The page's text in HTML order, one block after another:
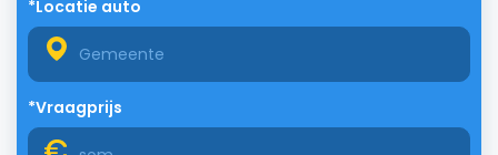
*Locatie auto
*Vraagprijs